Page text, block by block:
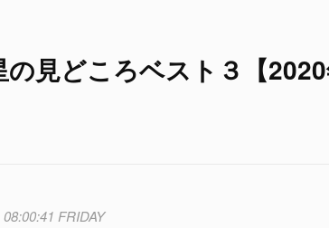
見どころベスト３【
FRIDAY